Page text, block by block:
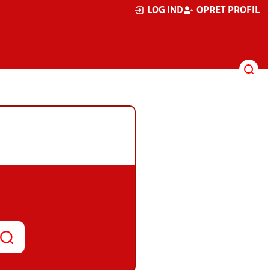
LOG IND OPRET PROFIL